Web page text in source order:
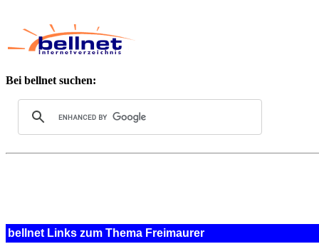
Bei bellnet suchen:
bellnet Links zum Thema Freimaurer